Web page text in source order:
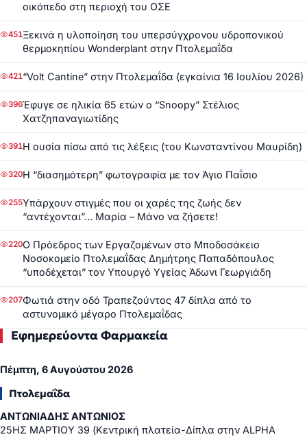
οικόπεδο στη περιοχή του ΟΣΕ
451Ξεκινά η υλοποίηση του υπερσύγχρονου υδροπονικού
θερμοκηπίου Wonderplant στην Πτολεμαΐδα
421“Volt Cantine” στην Πτολεμαΐδα (εγκαίνια 16 Ιουλίου 2026)
396Έφυγε σε ηλικία 65 ετών ο “Snoopy” Στέλιος
Χατζηπαναγιωτίδης
391Η ουσία πίσω από τις λέξεις (του Κωνσταντίνου Μαυρίδη)
320Η “διασημότερη” φωτογραφία με τον Άγιο Παΐσιο
255Υπάρχουν στιγμές που οι χαρές της ζωής δεν
“αντέχονται”… Μαρία – Μάνο να ζήσετε!
220Ο Πρόεδρος των Εργαζομένων στο Μποδοσάκειο
Νοσοκομείο Πτολεμαΐδας Δημήτρης Παπαδόπουλος
“υποδέχεται” τον Υπουργό Υγείας Άδωνι Γεωργιάδη
207Φωτιά στην οδό Τραπεζούντος 47 δίπλα από το
αστυνομικό μέγαρο Πτολεμαΐδας
Εφημερεύοντα Φαρμακεία
Πέμπτη, 6 Αυγούστου 2026
Πτολεμαΐδα
ΑΝΤΩΝΙΑΔΗΣ ΑΝΤΩΝΙΟΣ
25ΗΣ ΜΑΡΤΙΟΥ 39 (Κεντρική πλατεία-Δίπλα στην ALPHA